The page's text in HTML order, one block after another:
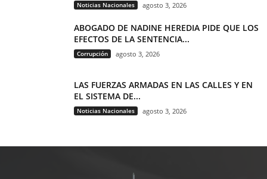
Noticias Nacionales agosto 3, 2026
ABOGADO DE NADINE HEREDIA PIDE QUE LOS
EFECTOS DE LA SENTENCIA...
Corrupción agosto 3, 2026
LAS FUERZAS ARMADAS EN LAS CALLES Y EN
EL SISTEMA DE...
Noticias Nacionales agosto 3, 2026